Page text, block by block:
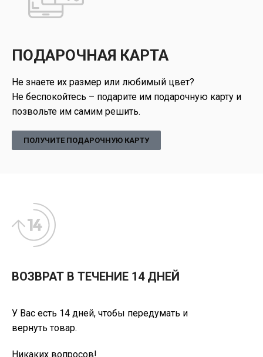
ПОДАРОЧНАЯ КАРТА
Не знаете их размер или любимый цвет?
Не беспокойтесь – подарите им подарочную карту и
позвольте им самим решить.
ПОЛУЧИТЕ ПОДАРОЧНУЮ КАРТУ
ВОЗВРАТ В ТЕЧЕНИЕ 14 ДНЕЙ
У Вас есть 14 дней, чтобы передумать и
вернуть товар.
Никаких вопросов!